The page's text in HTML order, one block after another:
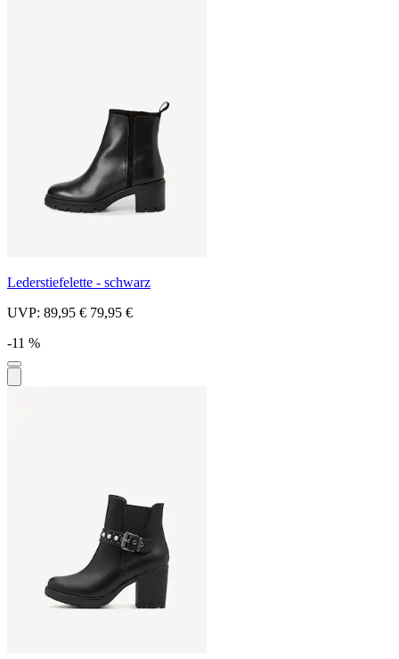
Lederstiefelette - schwarz
UVP: 89,95 € 79,95 €
-11 %